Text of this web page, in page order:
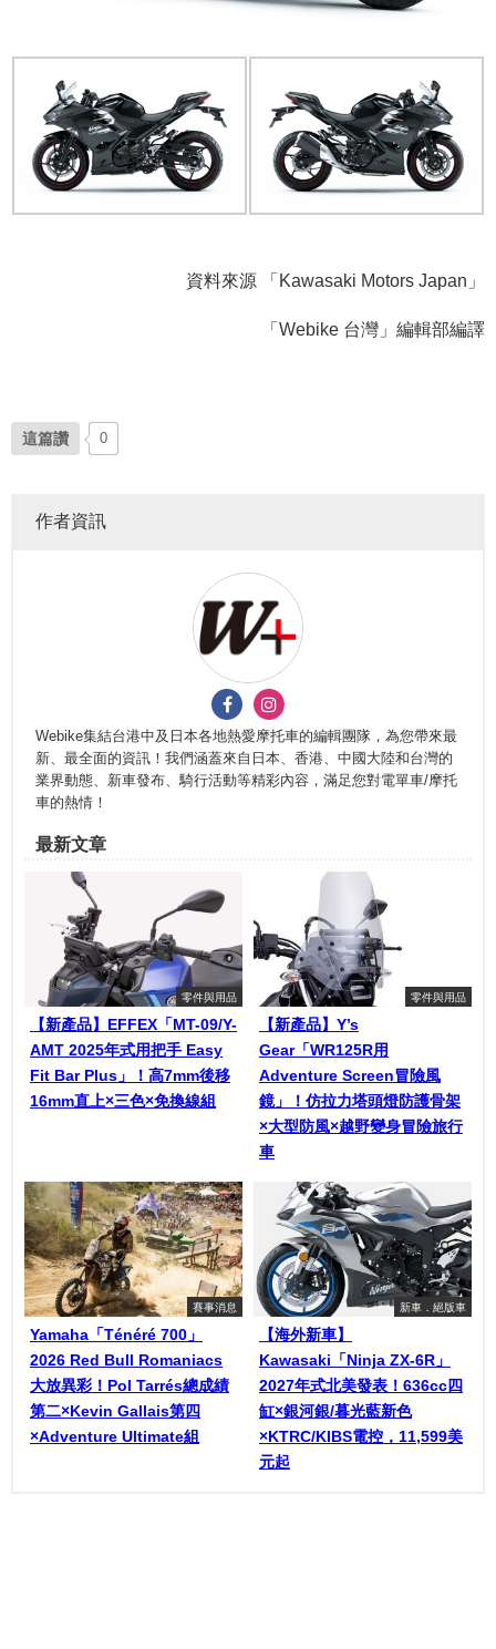
資料來源 「Kawasaki Motors Japan」
「Webike 台灣」編輯部編譯
這篇讚 0
作者資訊
Webike集結台港中及日本各地熱愛摩托車的編輯團隊，為您帶來最
新、最全面的資訊！我們涵蓋來自日本、香港、中國大陸和台灣的
業界動態、新車發布、騎行活動等精彩內容，滿足您對電單車/摩托
車的熱情！
最新文章
零件與用品
【新產品】EFFEX「MT-09/Y-
AMT 2025年式用把手 Easy
Fit Bar Plus」！高7mm後移
16mm直上×三色×免換線組
零件與用品
【新產品】Y’s
Gear「WR125R用
Adventure Screen冒險風
鏡」！仿拉力塔頭燈防護骨架
×大型防風×越野變身冒險旅行
車
賽事消息
Yamaha「Ténéré 700」
2026 Red Bull Romaniacs
大放異彩！Pol Tarrés總成績
第二×Kevin Gallais第四
×Adventure Ultimate組
新車．絕版車
【海外新車】
Kawasaki「Ninja ZX-6R」
2027年式北美發表！636cc四
缸×銀河銀/暮光藍新色
×KTRC/KIBS電控，11,599美
元起